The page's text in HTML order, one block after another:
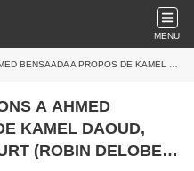
MENU
PRIX GONCOURT (ROBIN DELOBEL- INVESTIG'ACTION- MICHEL COLLON)
A AHMED
KAMEL DAOUD,
(ROBIN DELOBEL-